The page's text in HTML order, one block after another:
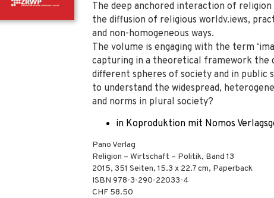
The deep anchored interaction of
the diffusion of religious worldv.iews,
and non-homogeneous ways.
The volume is engaging with the term
capturing in a theoretical framework the
different spheres of society and in public
to understand the widespread,
and norms in plural society?
in Koproduktion mit Nomos
Pano Verlag
Religion – Wirtschaft – Politik, Band 13
2015, 351 Seiten, 15.3 x 22.7 cm, Paperback
ISBN 978-3-290-22033-4
CHF 58.50